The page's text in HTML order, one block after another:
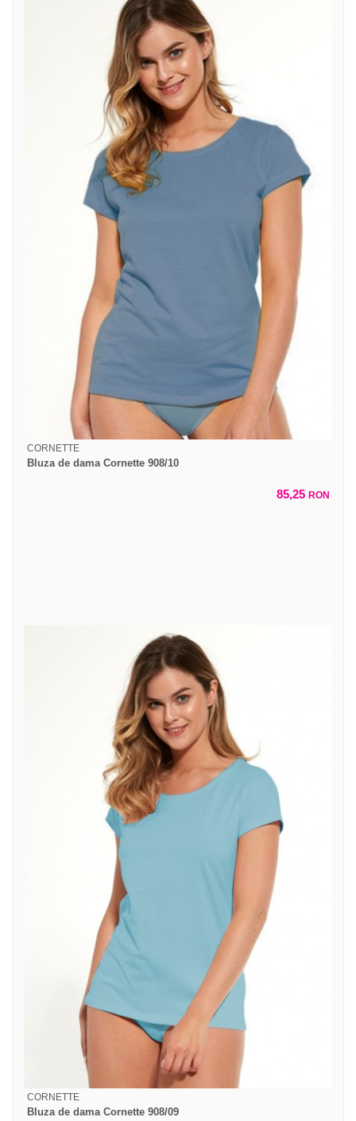
CORNETTE
Bluza de dama Cornette 908/10
85,25 RON
CORNETTE
Bluza de dama Cornette 908/09